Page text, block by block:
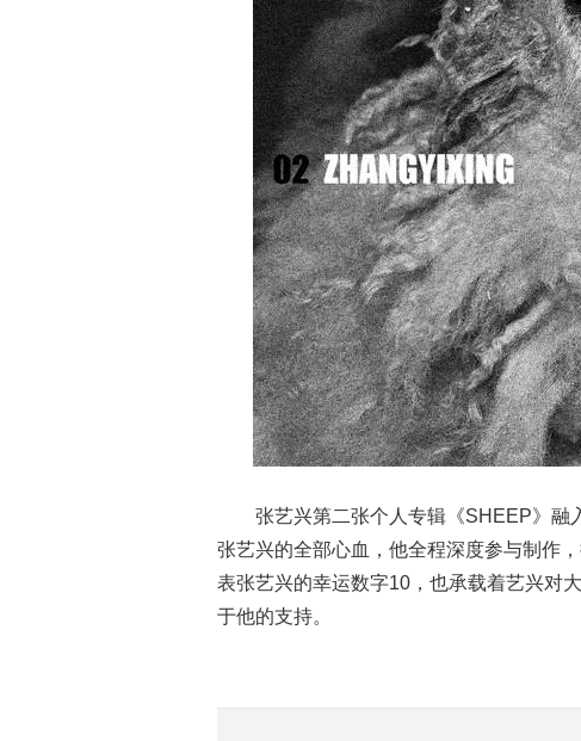
张艺兴第二张个人专辑《SHEEP》融
张艺兴的全部心血，他全程深度参与制作
表张艺兴的幸运数字10，也承载着艺兴对
于他的支持。